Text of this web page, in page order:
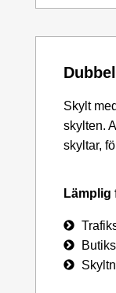
Skylt
skylten.
skyltar,
Lämplig